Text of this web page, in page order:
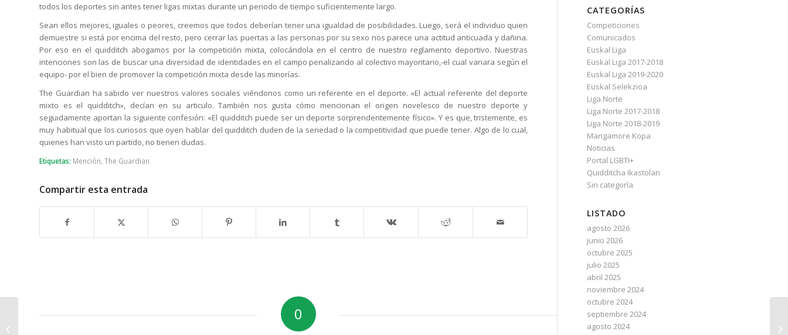
todos los deportes sin antes tener ligas mixtas durante un periodo de tiempo suficientemente largo.
Sean ellos mejores, iguales o peores, creemos que todos deberían tener una igualdad de posibilidades. Luego, será el individuo quien
demuestre si está por encima del resto, pero cerrar las puertas a las personas por su sexo nos parece una actitud anticuada y dañina.
Por eso en el quidditch abogamos por la competición mixta, colocándola en el centro de nuestro reglamento deportivo. Nuestras
intenciones son las de buscar una diversidad de identidades en el campo penalizando al colectivo mayoritario,-el cual variara según el
equipo- por el bien de promover la competición mixta desde las minorías.
The Guardian ha sabido ver nuestros valores sociales viéndonos como un referente en el deporte. «El actual referente del deporte
mixto es el quidditch», decían en su articulo. También nos gusta cómo mencionan el origen novelesco de nuestro deporte y
seguidamente aportan la siguiente confesión: «El quidditch puede ser un deporte sorprendentemente físico». Y es que, tristemente, es
muy habitual que los curiosos que oyen hablar del quidditch duden de la seriedad o la competitividad que puede tener. Algo de lo cual,
quienes han visto un partido, no tienen dudas.
Etiquetas: Mención The Guardian
Compartir esta entrada
0
CATEGORÍAS
Competiciones
Comunicados
Euskal Liga
Euskal Liga 2017-2018
Euskal Liga 2019-2020
Euskal Selekzioa
Liga Norte
Liga Norte 2017-2018
Liga Norte 2018-2019
Mangamore Kopa
Noticias
Portal LGBTI+
Quidditcha Ikastolan
Sin categoría
LISTADO
agosto 2026
junio 2026
octubre 2025
julio 2025
abril 2025
noviembre 2024
octubre 2024
septiembre 2024
agosto 2024